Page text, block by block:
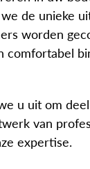
de unieke
worden
comfortabel
u uit om
van
expertise.